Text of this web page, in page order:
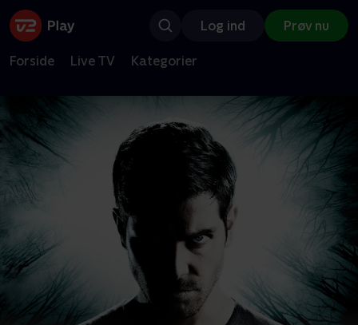
Log ind Prøv nu
Forside Live TV Kategorier